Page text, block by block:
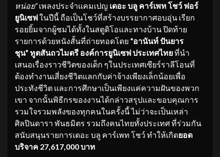
หน่อย”เพลงประจำแคมเปญ เดอะ บลู คาร์เพท โชว์ ฟอร์
ยูนิเซฟในปีนี้ ถือเป็นโชว์ที่สร้างบรรยากาศอบอุ่น เรียก
รอยยิ้มจากผู้ชมได้ทั้งในสตูดิโอและทางบ้าน ปิดท้าย
รายการด้วยหนังสั้นที่ถ่ายทอดโดย “อานันท์ ปันยาร
ชุน” ทูตสันถวไมตรี องค์การยูนิเซฟ ประเทศไทยที่นำ
เสนอเรื่องราวชีวิตของเด็ก ๆในประเทศเซียร์ราลีโอนที่
ต้องทำงานเสี่ยงชีวิตแลกกับค่าจ้างเพียงเล็กน้อยเพื่อ
ประทังชีวิต และการศึกษาเป็นเพียงแค่ความฝันของพวก
เขา จากนั้นพิธีกรของงานได้กล่าวสรุปและขอบคุณการ
รวมใจรวมพลังของทุกคนในครั้งนี้ ไม่ว่าจะเป็นเหล่า
ศิลปินดารา พันธมิตร รวมถึงคนไทยทั้งประเทศ ที่ร่วมกัน
สนับสนุนรายการเดอะ บลู คาร์เพท โชว์ ทำให้เกิดยอด
บริจาค 27,617,000บาท